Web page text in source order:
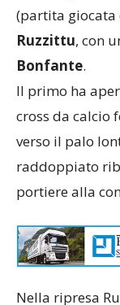
(partita giocata
Ruzzittu, con
Bonfante.
Il primo ha
cross da calcio
verso il palo
raddoppiato
portiere alla
Nella ripresa